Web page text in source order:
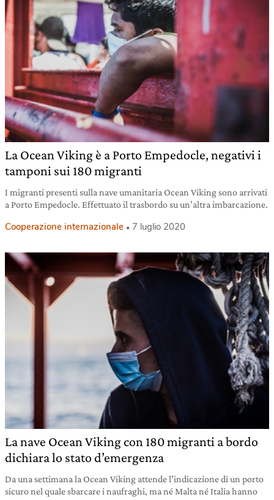
La Ocean Viking è a Porto Empedocle, negativi i
tamponi sui 180 migranti
I migranti presenti sulla nave umanitaria Ocean Viking sono arrivati
a Porto Empedocle. Effettuato il trasbordo su un’altra imbarcazione.
Cooperazione internazionale 7 luglio 2020
La nave Ocean Viking con 180 migranti a bordo
dichiara lo stato d’emergenza
Da una settimana la Ocean Viking attende l’indicazione di un porto
sicuro nel quale sbarcare i naufraghi, ma né Malta né Italia hanno